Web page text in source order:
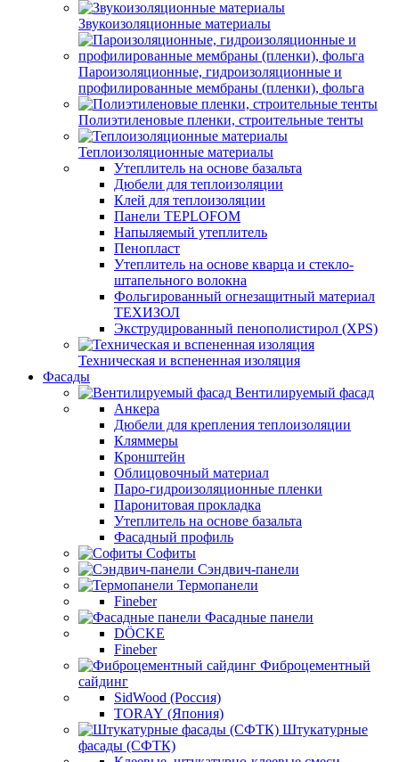
Звукоизоляционные материалы
Пароизоляционные, гидроизоляционные и
профилированные мембраны (пленки), фольга
Полиэтиленовые пленки, строительные тенты
Теплоизоляционные материалы
Утеплитель на основе базальта
Дюбели для теплоизоляции
Клей для теплоизоляции
Панели TEPLOFOM
Напыляемый утеплитель
Пенопласт
Утеплитель на основе кварца и стекло-
штапельного волокна
Фольгированный огнезащитный материал
ТЕХИЗОЛ
Экструдированный пенополистирол (XPS)
Техническая и вспененная изоляция
Фасады
Вентилируемый фасад
Анкера
Дюбели для крепления теплоизоляции
Кляммеры
Кронштейн
Облицовочный материал
Паро-гидроизоляционные пленки
Паронитовая прокладка
Утеплитель на основе базальта
Фасадный профиль
Софиты
Сэндвич-панели
Термопанели
Fineber
Фасадные панели
DÖCKE
Fineber
Фиброцементный
сайдинг
SidWood (Россия)
TORAY (Япония)
Штукатурные
фасады (СФТК)